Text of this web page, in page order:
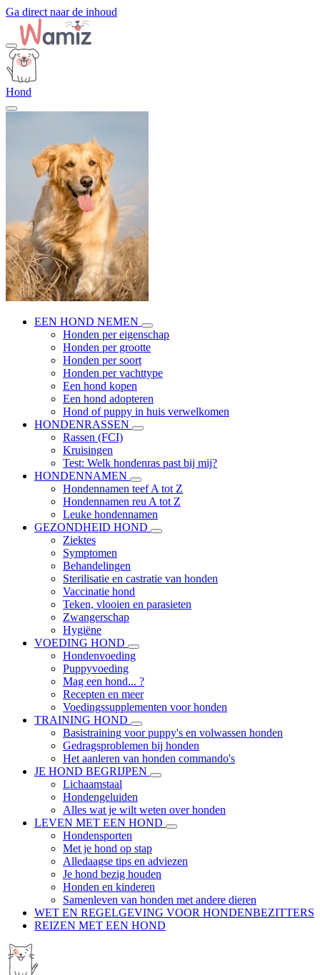
Ga direct naar de inhoud
Hond
EEN HOND NEMEN
Honden per eigenschap
Honden per grootte
Honden per soort
Honden per vachttype
Een hond kopen
Een hond adopteren
Hond of puppy in huis verwelkomen
HONDENRASSEN
Rassen (FCI)
Kruisingen
Test: Welk hondenras past bij mij?
HONDENNAMEN
Hondennamen teef A tot Z
Hondennamen reu A tot Z
Leuke hondennamen
GEZONDHEID HOND
Ziektes
Symptomen
Behandelingen
Sterilisatie en castratie van honden
Vaccinatie hond
Teken, vlooien en parasieten
Zwangerschap
Hygiëne
VOEDING HOND
Hondenvoeding
Puppyvoeding
Mag een hond... ?
Recepten en meer
Voedingssupplementen voor honden
TRAINING HOND
Basistraining voor puppy's en volwassen honden
Gedragsproblemen bij honden
Het aanleren van honden commando's
JE HOND BEGRIJPEN
Lichaamstaal
Hondengeluiden
Alles wat je wilt weten over honden
LEVEN MET EEN HOND
Hondensporten
Met je hond op stap
Alledaagse tips en adviezen
Je hond bezig houden
Honden en kinderen
Samenleven van honden met andere dieren
WET EN REGELGEVING VOOR HONDENBEZITTERS
REIZEN MET EEN HOND